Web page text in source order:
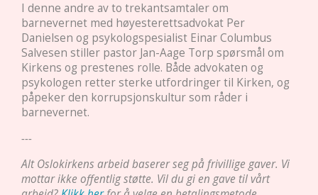
I denne andre av to trekantsamtaler om
barnevernet med høyesterettsadvokat Per
Danielsen og psykologspesialist Einar Columbus
Salvesen stiller pastor Jan-Aage Torp spørsmål om
Kirkens og prestenes rolle. Både advokaten og
psykologen retter sterke utfordringer til Kirken, og
påpeker den korrupsjonskultur som råder i
barnevernet.
---
Alt Oslokirkens arbeid baserer seg på frivillige gaver. Vi
mottar ikke offentlig støtte. Vil du gi en gave til vårt